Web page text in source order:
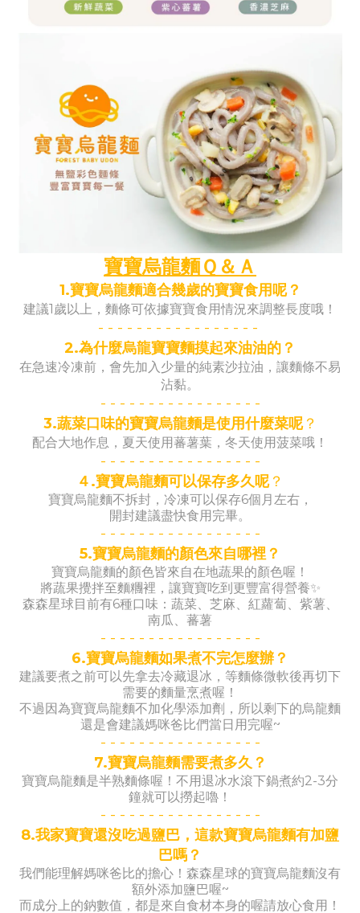
寶寶烏龍麵Ｑ＆Ａ
1.寶寶烏龍麵適合幾歲的寶寶食用呢？
建議1歲以上，麵條可依據寶寶食用情況來調整長度哦！
- - - - - - - - - - - - - - - - -
2.為什麼烏龍寶寶麵摸起來油油的？
在急速冷凍前，會先加入少量的純素沙拉油，讓麵條不易
沾黏。
- - - - - - - - - - - - - - - - -
3.蔬菜口味的寶寶烏龍麵是使用什麼菜呢？
配合大地作息，夏天使用蕃薯葉，冬天使用菠菜哦！
- - - - - - - - - - - - - - - - -
４.寶寶烏龍麵可以保存多久呢？
寶寶烏龍麵不拆封， 冷凍可以保存6個月左右，
開封建議盡快食用完畢。
- - - - - - - - - - - - - - - - -
5.寶寶烏龍麵的顏色來自哪裡？
寶寶烏龍麵的顏色皆來自在地蔬果的顏色喔！
將蔬果攪拌至麵糰裡，讓寶寶吃到更豐富得營養✨
森森星球目前有6種口味：蔬菜、芝麻、紅蘿蔔、紫薯、
南瓜、蕃薯
- - - - - - - - - - - - - - - - -
6.寶寶烏龍麵如果煮不完怎麼辦？
建議要煮之前可以先拿去冷藏退冰，等麵條微軟後再切下
需要的麵量烹煮喔！
不過因為寶寶烏龍麵不加化學添加劑，所以剩下的烏龍麵
還是會建議媽咪爸比們當日用完喔~
- - - - - - - - - - - - - - - - -
7.寶寶烏龍麵需要煮多久？
寶寶烏龍麵是半熟麵條喔！不用退冰水滾下鍋煮約2-3分
鐘就可以撈起嚕！
- - - - - - - - - - - - - - - - -
8.我家寶寶還沒吃過鹽巴，這款寶寶烏龍麵有加鹽
巴嗎？
我們能理解媽咪爸比的擔心！森森星球的寶寶烏龍麵沒有
額外添加鹽巴喔~
而成分上的鈉數值，都是來自食材本身的喔請放心食用！